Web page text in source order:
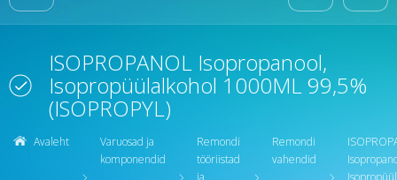
ISOPROPANOL Isopropanool,
Isopropüülalkohol 1000ML 99,5%
(ISOPROPYL)
Avaleht
Varuosad ja
komponendid
Remondi
tööriistad
ja
Remondi
vahendid